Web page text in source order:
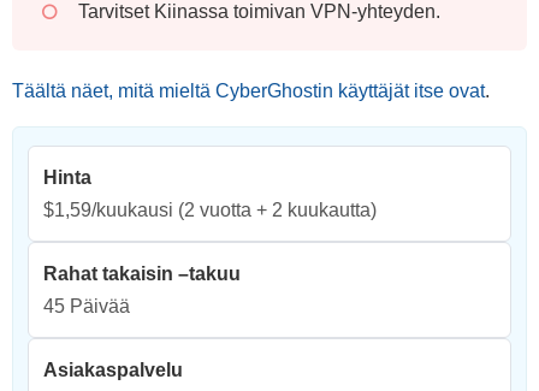
Tarvitset Kiinassa toimivan VPN-yhteyden.
Täältä näet, mitä mieltä CyberGhostin käyttäjät itse ovat.
Hinta
$1,59/kuukausi (2 vuotta + 2 kuukautta)
Rahat takaisin –takuu
45 Päivää
Asiakaspalvelu